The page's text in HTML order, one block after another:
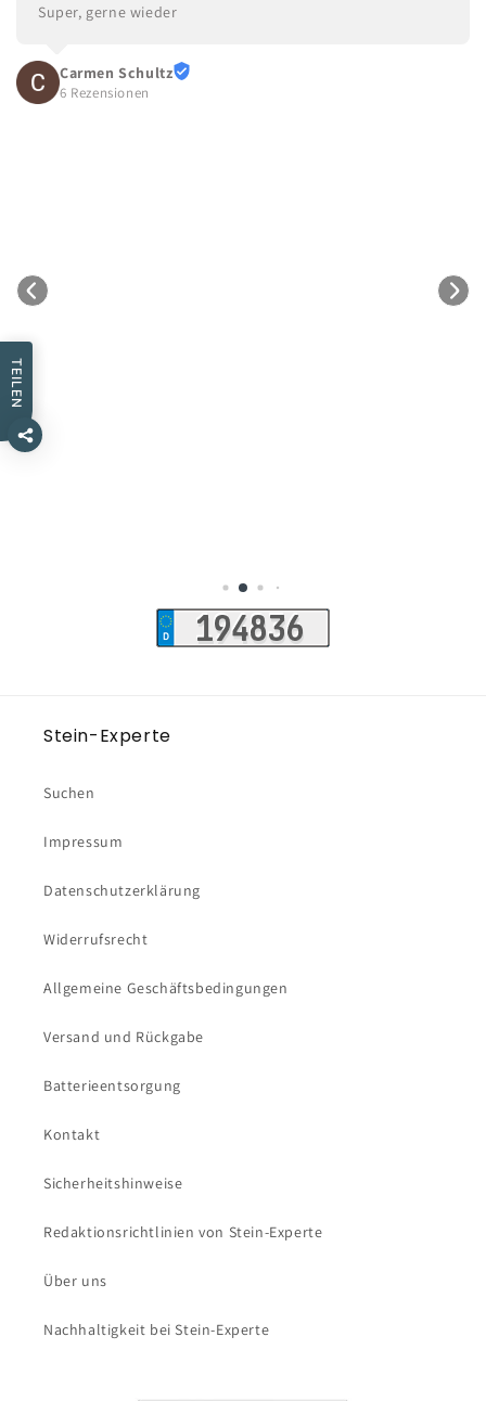
Super, gerne wieder
Carmen Schultz
6 Rezensionen
Stein-Experte
Suchen
Impressum
Datenschutzerklärung
Widerrufsrecht
Allgemeine Geschäftsbedingungen
Versand und Rückgabe
Batterieentsorgung
Kontakt
Sicherheitshinweise
Redaktionsrichtlinien von Stein-Experte
Über uns
Nachhaltigkeit bei Stein-Experte
TEILEN